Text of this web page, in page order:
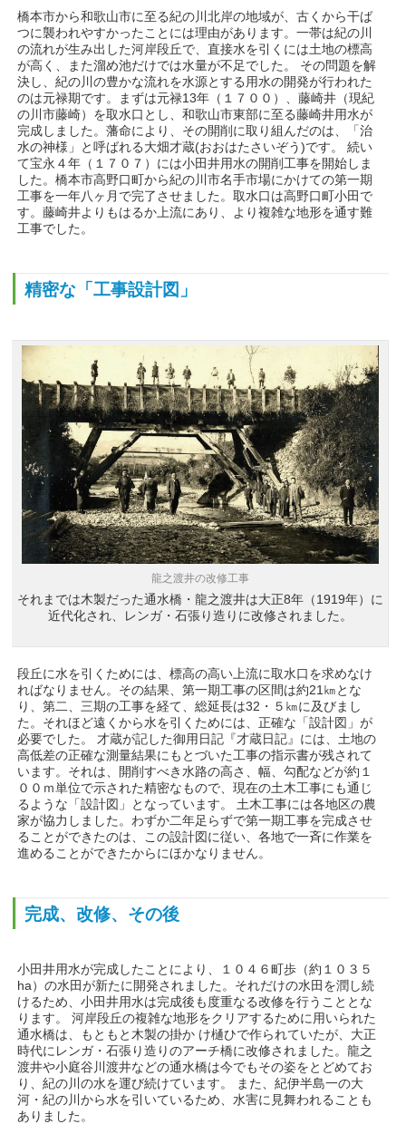
橋本市から和歌山市に至る紀の川北岸の地域が、古くから干ば
つに襲われやすかったことには理由があります。一帯は紀の川
の流れが生み出した河岸段丘で、直接水を引くには土地の標高
が高く、また溜め池だけでは水量が不足でした。 その問題を解
決し、紀の川の豊かな流れを水源とする用水の開発が行われた
のは元禄期です。まずは元禄13年（１７００）、藤崎井（現紀
の川市藤崎）を取水口とし、和歌山市東部に至る藤崎井用水が
完成しました。藩命により、その開削に取り組んだのは、「治
水の神様」と呼ばれる大畑才蔵(おおはたさいぞう)です。 続い
て宝永４年（１７０７）には小田井用水の開削工事を開始しま
した。橋本市高野口町から紀の川市名手市場にかけての第一期
工事を一年八ヶ月で完了させました。取水口は高野口町小田で
す。藤崎井よりもはるか上流にあり、より複雑な地形を通す難
工事でした。
精密な「工事設計図」
龍之渡井の改修工事
それまでは木製だった通水橋・龍之渡井は大正8年（1919年）に
近代化され、レンガ・石張り造りに改修されました。
段丘に水を引くためには、標高の高い上流に取水口を求めなけ
ればなりません。その結果、第一期工事の区間は約21㎞とな
り、第二、三期の工事を経て、総延長は32・５㎞に及びまし
た。それほど遠くから水を引くためには、正確な「設計図」が
必要でした。 才蔵が記した御用日記『才蔵日記』には、土地の
高低差の正確な測量結果にもとづいた工事の指示書が残されて
います。それは、開削すべき水路の高さ、幅、勾配などが約１
００ｍ単位で示された精密なもので、現在の土木工事にも通じ
るような「設計図」となっています。 土木工事には各地区の農
家が協力しました。わずか二年足らずで第一期工事を完成させ
ることができたのは、この設計図に従い、各地で一斉に作業を
進めることができたからにほかなりません。
完成、改修、その後
小田井用水が完成したことにより、１０４６町歩（約１０３５
ha）の水田が新たに開発されました。それだけの水田を潤し続
けるため、小田井用水は完成後も度重なる改修を行うこととな
ります。 河岸段丘の複雑な地形をクリアするために用いられた
通水橋は、もともと木製の掛か け樋ひで作られていたが、大正
時代にレンガ・石張り造りのアーチ橋に改修されました。龍之
渡井や小庭谷川渡井などの通水橋は今でもその姿をとどめてお
り、紀の川の水を運び続けています。 また、紀伊半島一の大
河・紀の川から水を引いているため、水害に見舞われることも
ありました。